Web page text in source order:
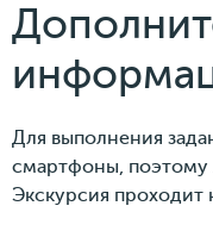
Для выполнения
смартфоны, поэтому
Экскурсия проходит